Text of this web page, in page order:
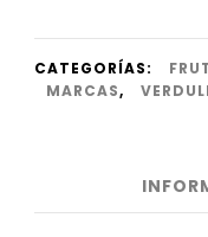
CATEGORÍAS:
MARCAS,